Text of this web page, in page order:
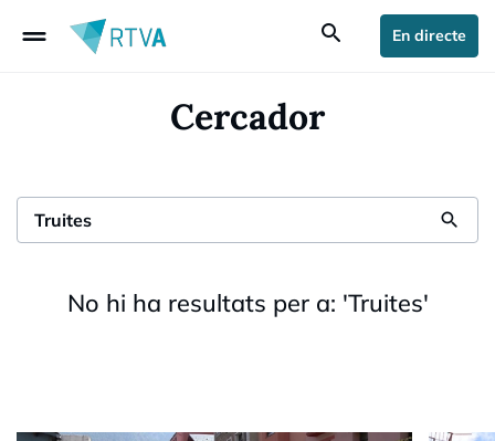
drag_handle search En directe
Cercador
search
No hi ha resultats per a: 'Truites'